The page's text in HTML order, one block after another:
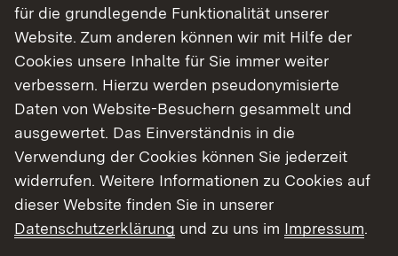
Schritt-Anleitung zu deinem Traum-Studium.
Finde dein Studium in Baden-Württemberg
für die grundlegende Funktionalität unserer
Website. Zum anderen können wir mit Hilfe der
Cookies unsere Inhalte für Sie immer weiter
verbessern. Hierzu werden pseudonymisierte
Daten von Website-Besuchern gesammelt und
ausgewertet. Das Einverständnis in die
Verwendung der Cookies können Sie jederzeit
widerrufen. Weitere Informationen zu Cookies auf
dieser Website finden Sie in unserer
Datenschutzerklärung und zu uns im Impressum.